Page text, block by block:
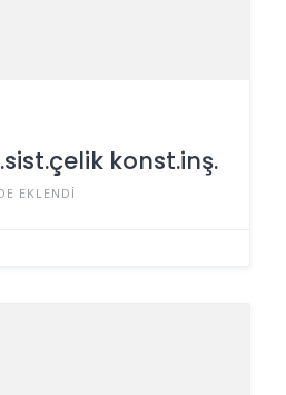
konst.inş.
EKLENDI